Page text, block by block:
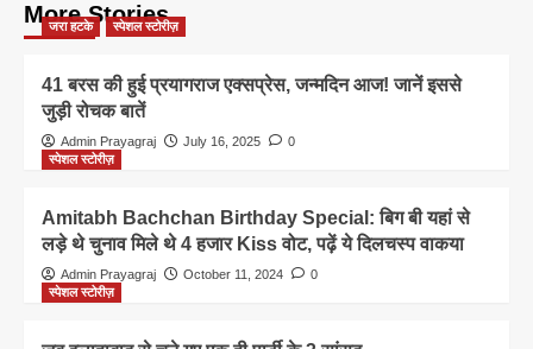
More Stories
जरा हटके स्पेशल स्टोरीज़
41 बरस की हुई प्रयागराज एक्सप्रेस, जन्मदिन आज! जानें इससे
जुड़ी रोचक बातें
Admin Prayagraj July 16, 2025
0
स्पेशल स्टोरीज़
Amitabh Bachchan Birthday Special: बिग बी यहां से
लड़े थे चुनाव मिले थे 4 हजार Kiss वोट, पढ़ें ये दिलचस्प वाकया
Admin Prayagraj October 11, 2024
0
स्पेशल स्टोरीज़